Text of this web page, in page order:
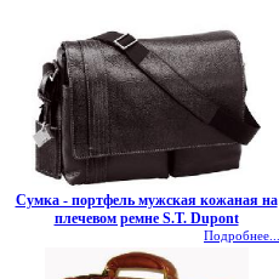
Сумка - портфель мужская кожаная на
плечевом ремне S.T. Dupont
Подробнее...